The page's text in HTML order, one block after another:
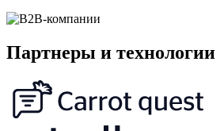
Партнеры и технологии